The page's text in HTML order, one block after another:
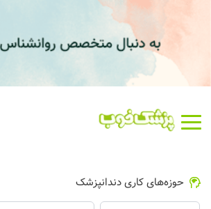
حوزه‌های کاری دندانپزشک